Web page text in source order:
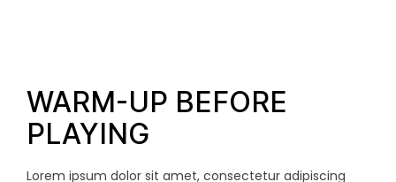
WARM-UP BEFORE
PLAYING
Lorem ipsum dolor sit amet, consectetur adipiscing